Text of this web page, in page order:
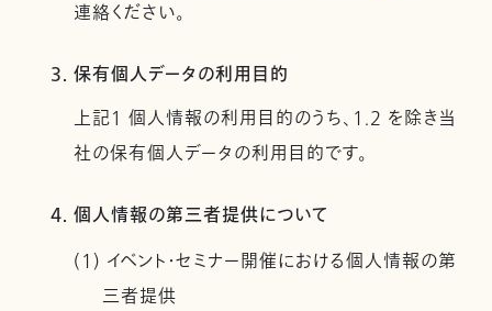
連絡ください。
3. 保有個人データの利用目的
上記１ 個人情報の利用目的のうち、1.2 を除き当
社の保有個人データの利用目的です。
4. 個人情報の第三者提供について
(1) イベント・セミナー開催における個人情報の第
三者提供